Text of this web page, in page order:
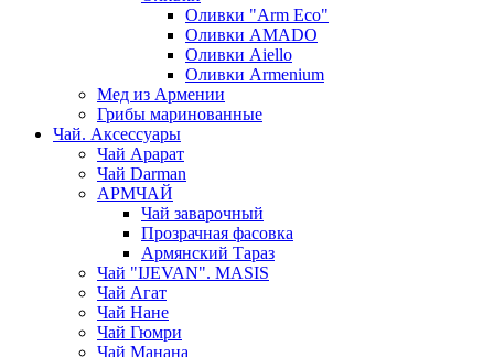
Оливки "Arm Eco"
Оливки AMADO
Оливки Aiello
Оливки Armenium
Мед из Армении
Грибы маринованные
Чай. Аксессуары
Чай Арарат
Чай Darman
АРМЧАЙ
Чай заварочный
Прозрачная фасовка
Армянский Тараз
Чай "IJEVAN". MASIS
Чай Агат
Чай Нане
Чай Гюмри
Чай Манана